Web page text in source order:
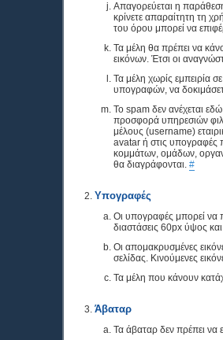
Απαγορεύεται η
κρίνετε απαραίτητη τη
του όρου μπορεί να
Τα μέλη θα πρέπει να
εικόνων. Έτσι οι
Τα μέλη χωρίς εμπειρία
υπογραφών, να
Το spam δεν ανέχεται
προσφορά υπηρεσιών
μέλους (username)
avatar ή στις υπογραφές
κομμάτων, ομάδων,
θα διαγράφονται. #
Υπογραφές
Οι υπογραφές μπορεί να
διαστάσεις 60px ύψος
Οι απομακρυσμένες
σελίδας. Κινούμενες
Τα μέλη που κάνουν
Άβαταρ
Τα άβαταρ δεν πρέπει να